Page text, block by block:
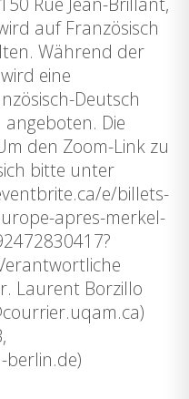
auf Französisch
Während der
eine
Deutsch
Die
den Zoom-Link zu
bitte unter
e/billets-
apres-merkel-
Laurent Borzillo
berlin.de)